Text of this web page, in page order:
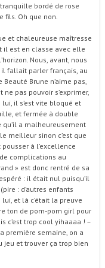
bordé de rose
fils. Oh que non.
et chaleureuse maîtresse
il est en classe avec elle
Nous, avant, nous
fallait parler français, au
Brune n’aime pas,
pas pouvoir s’exprimer,
il s’est vite bloqué et
et fermée à double
qu’il a malheureusement
meilleur sinon c’est que
à l’excellence
complications au
» est donc rentré de sa
: il était nul puisqu’il
: d’autres enfants
et là c’était la preuve
ton de pom-pom girl pour
c’est trop cool yihaaaa ! –
première semaine, on a
jeu et trouver ça trop bien